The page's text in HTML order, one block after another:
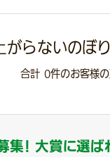
がらないのぼり
合計 0件のお客様の
！ 大賞に選ば